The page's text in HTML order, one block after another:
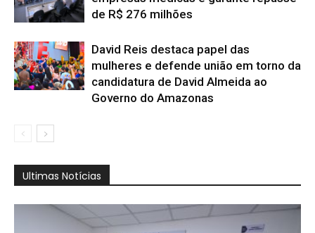
de R$ 276 milhões
David Reis destaca papel das
mulheres e defende união em torno da
candidatura de David Almeida ao
Governo do Amazonas
Ultimas Notícias